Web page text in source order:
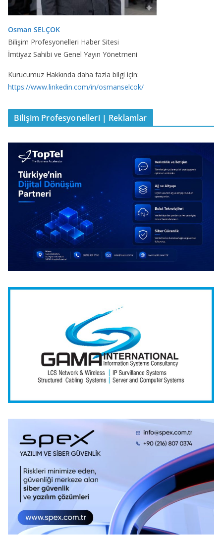
Osman SELÇOK
Bilişim Profesyonelleri Haber Sitesi
İmtiyaz Sahibi ve Genel Yayın Yönetmeni
Kurucumuz Hakkında daha fazla bilgi için:
https://www.linkedin.com/in/osmanselcok/
Bilişim Profesyonelleri | Reklamlar